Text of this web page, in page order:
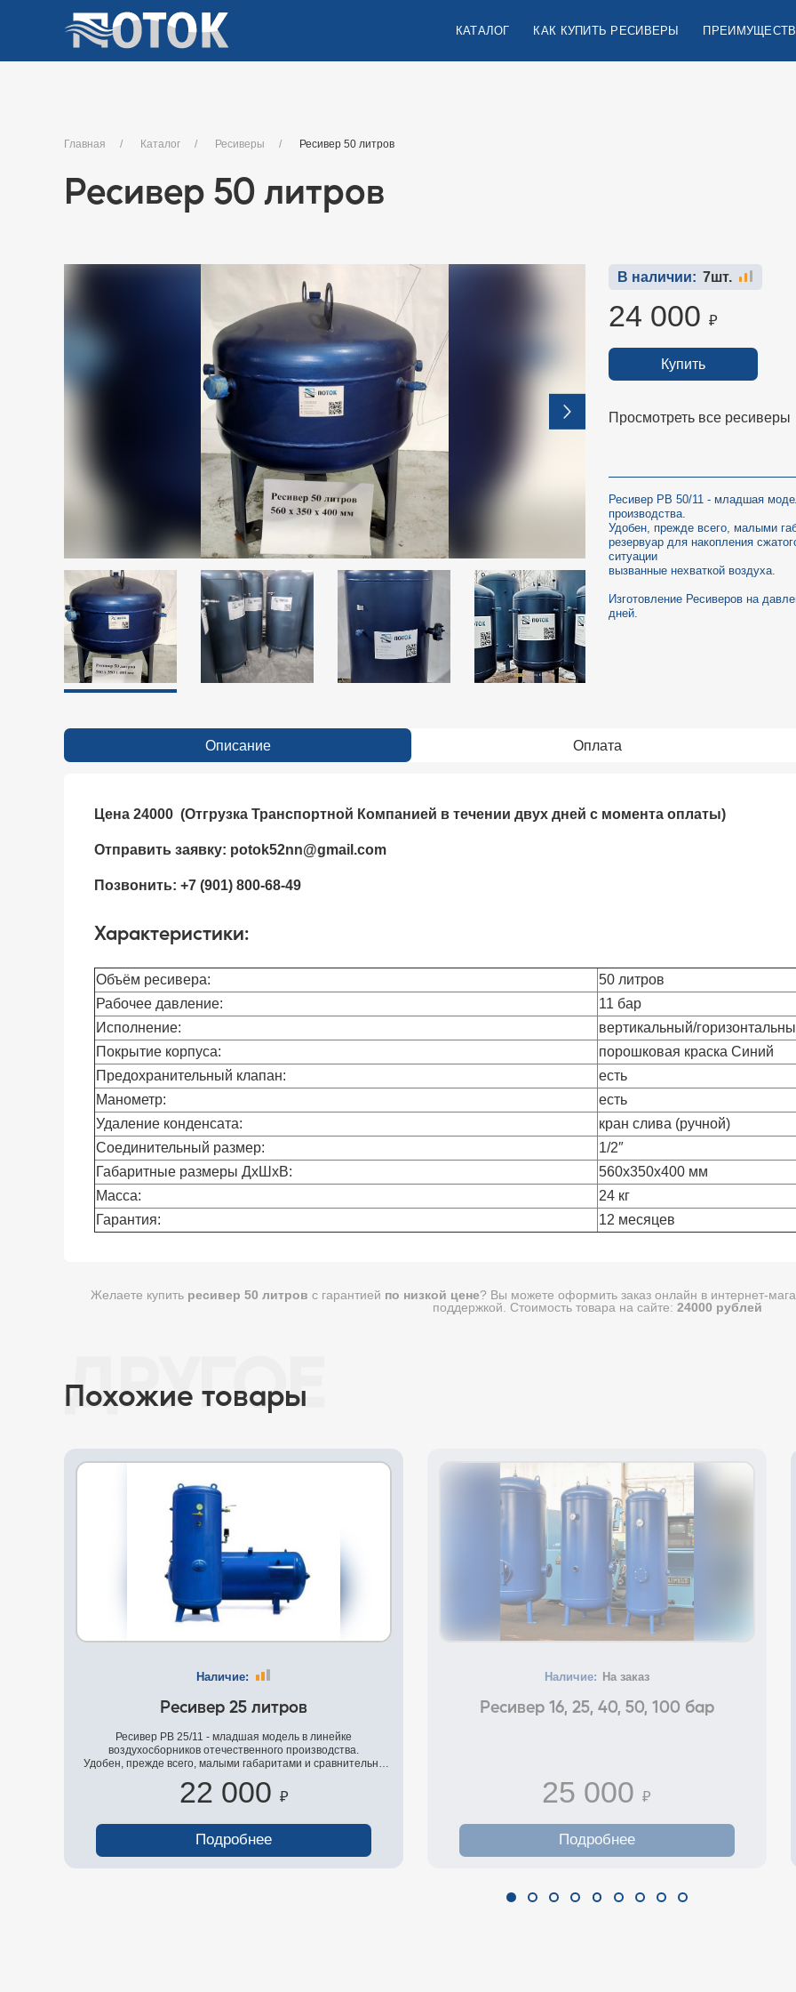
КАТАЛОГ КАК КУПИТЬ РЕСИВЕРЫ
Главная Каталог Ресиверы Ресивер 50 литров
Ресивер 50 литров
В наличии: 7шт.
24 000₽
Купить
Просмотреть все ресиверы
Ресивер РВ 50/11 - младшая
производства.
Удобен, прежде всего, малыми
резервуар для накопления
ситуации
вызванные нехваткой воздуха.
Изготовление Ресиверов на
дней.
Описание Оплата
Цена 24000 (Отгрузка Транспортной Компанией в течении двух дней с момента оплаты)
Отправить заявку: potok52nn@gmail.com
Позвонить: +7 (901) 800-68-49
Характеристики:
Объём ресивера:
50 литров
Рабочее давление:
11 бар
Исполнение:
вертикальный/
Покрытие корпуса:
порошковая краска Синий
Предохранительный клапан:
есть
Манометр:
есть
Удаление конденсата:
кран слива (ручной)
Соединительный размер:
1/2″
Габаритные размеры ДхШхВ:
560x350x400 мм
Масса:
24 кг
Гарантия:
12 месяцев
Желаете купить ресивер 50 литров с гарантией по низкой цене? Вы можете оформить заказ онлайн в интернет-
поддержкой. Стоимость товара на сайте: 24000 рублей
Похожие товары
Наличие:
Ресивер 25 литров
Ресивер РВ 25/11 - младшая модель в линейке
воздухосборников отечественного производства.
Удобен, прежде всего, малыми габаритами и сравнительно
резервуар для накопления сжатого воздуха. Ресивер
помогает предотвратить аварийные ситуации
Изготовление Ресиверов на давление 16 бар, 25 бар, 40 бар
22 000 ₽
Подробнее
Наличие: На заказ
Ресивер 16, 25, 40, 50, 100 бар
25 000₽
Подробнее